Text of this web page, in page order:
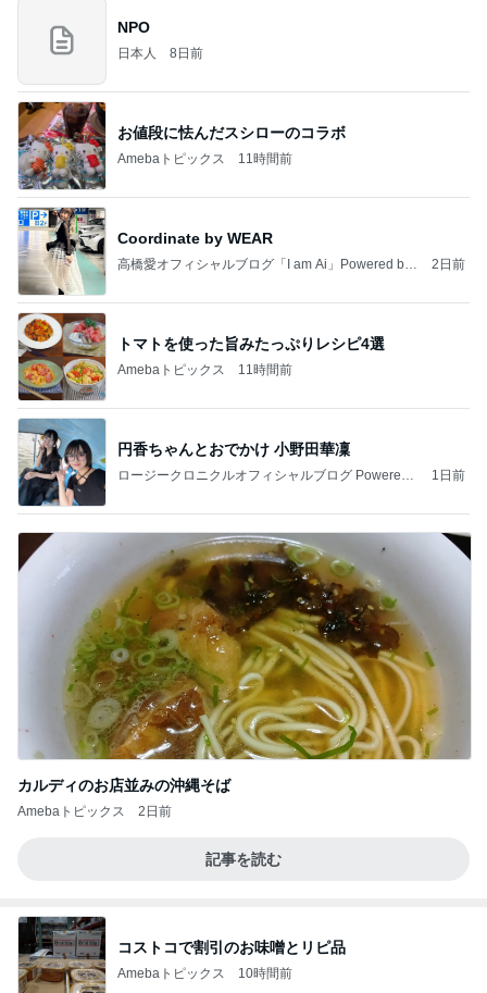
NPO
日本人 8日前
お値段に怯んだスシローのコラボ
Amebaトピックス 11時間前
Coordinate by WEAR
高橋愛オフィシャルブログ「I am Ai」Powered by
2日前
トマトを使った旨みたっぷりレシピ4選
Amebaトピックス 11時間前
円香ちゃんとおでかけ 小野田華凜
ロージークロニクルオフィシャルブログ Powered
1日前
カルディのお店並みの沖縄そば
Amebaトピックス 2日前
記事を読む
コストコで割引のお味噌とリピ品
Amebaトピックス 10時間前